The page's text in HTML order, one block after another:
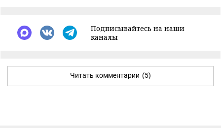
Подписывайтесь на наши
каналы
Читать комментарии (5)